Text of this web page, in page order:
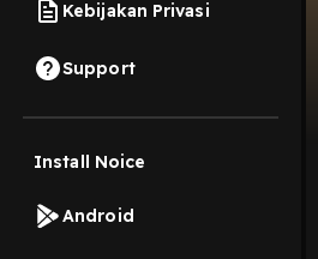
Kebijakan Privasi
Support
Install Noice
Android